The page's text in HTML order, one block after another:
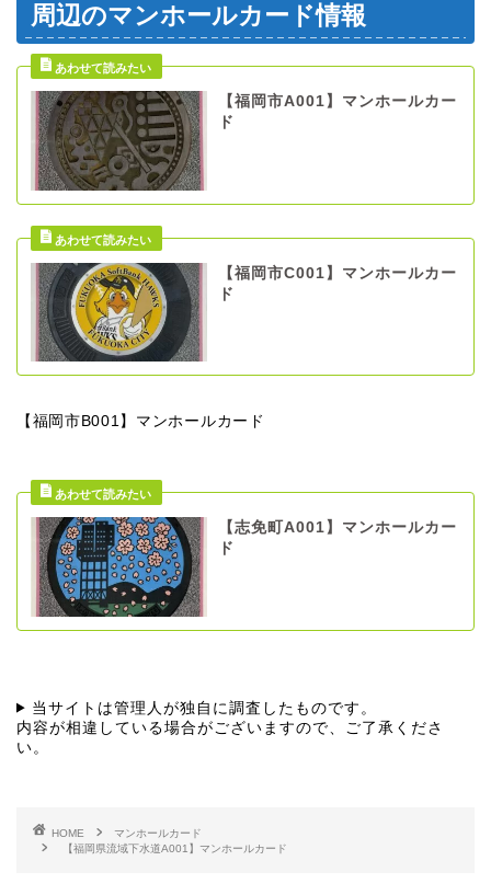
周辺のマンホールカード情報
【福岡市A001】マンホールカー
ド
【福岡市C001】マンホールカー
ド
【福岡市B001】マンホールカード
【志免町A001】マンホールカー
ド
当サイトは管理人が独自に調査したものです。
内容が相違している場合がございますので、ご了承くださ
い。
HOME
マンホールカード
【福岡県流域下水道A001】マンホールカード